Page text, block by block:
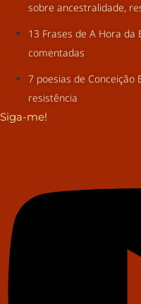
sobre ancestralidade,
13 Frases de A Hora da
comentadas
7 poesias de
resistência
Siga-me!